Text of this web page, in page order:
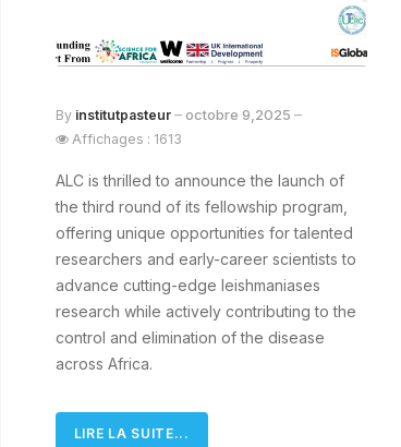
By institutpasteur octobre 9,2025
Affichages : 1613
ALC is thrilled to announce the launch of
the third round of its fellowship program,
offering unique opportunities for talented
researchers and early-career scientists to
advance cutting-edge leishmaniases
research while actively contributing to the
control and elimination of the disease
across Africa.
LIRE LA SUITE...